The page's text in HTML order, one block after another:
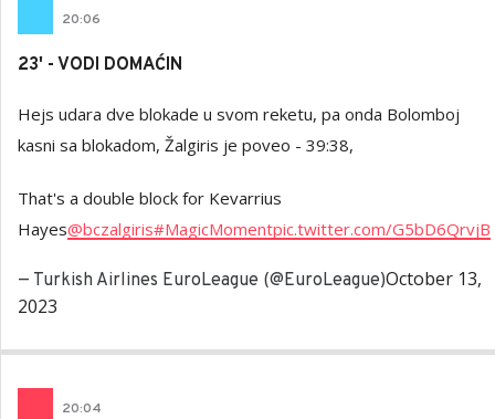
20:06
23' - VODI DOMAĆIN
Hejs udara dve blokade u svom reketu, pa onda Bolomboj
kasni sa blokadom, Žalgiris je poveo - 39:38,
That's a double block for Kevarrius
Hayes@bczalgiris#MagicMomentpic.twitter.com/G5bD6QrvjB
— Turkish Airlines EuroLeague (@EuroLeague)October 13,
2023
20:04